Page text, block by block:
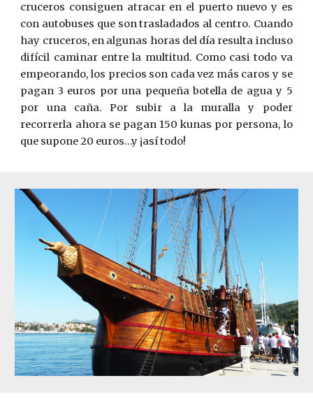
cruceros consiguen atracar en el puerto nuevo y es
con autobuses que son trasladados al centro. Cuando
hay cruceros, en algunas horas del día resulta incluso
difícil caminar entre la multitud. Como casi todo va
empeorando, los precios son cada vez más caros y se
pagan 3 euros por una pequeña botella de agua y 5
por una caña. Por subir a la muralla y poder
recorrerla ahora se pagan 150 kunas por persona, lo
que supone 20 euros...y ¡así todo!